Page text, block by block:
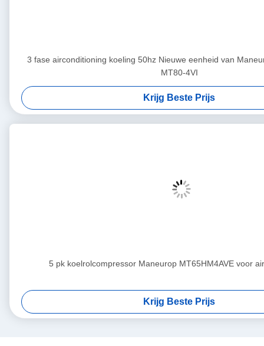
3 fase airconditioning koeling 50hz Nieuwe eenheid van
MT80-4VI
Krijg Beste Prijs
5 pk koelrolcompressor Maneurop MT65HM4AVE voor
Krijg Beste Prijs